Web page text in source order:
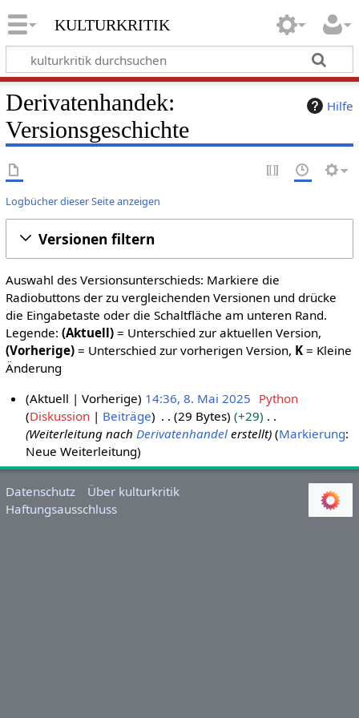
kulturkritik
Hilfe
Derivatenhandek:
Versionsgeschichte
Logbücher dieser Seite anzeigen
Versionen filtern
Auswahl des Versionsunterschieds: Markiere die
Radiobuttons der zu vergleichenden Versionen und drücke
die Eingabetaste oder die Schaltfläche am unteren Rand.
Legende: (Aktuell)= Unterschied zur aktuellen Version,
(Vorherige)= Unterschied zur vorherigen Version, K= Kleine
Änderung
a
i
2
Aktuell Vorherige 14:36, 8. Mai 2025 Python
Diskussion
Beiträge 29 Bytes
+29
Weiterleitung nachDerivatenhandel erstellt Markierung:
Neue Weiterleitung
Datenschutz
Über kulturkritik
Haftungsausschluss